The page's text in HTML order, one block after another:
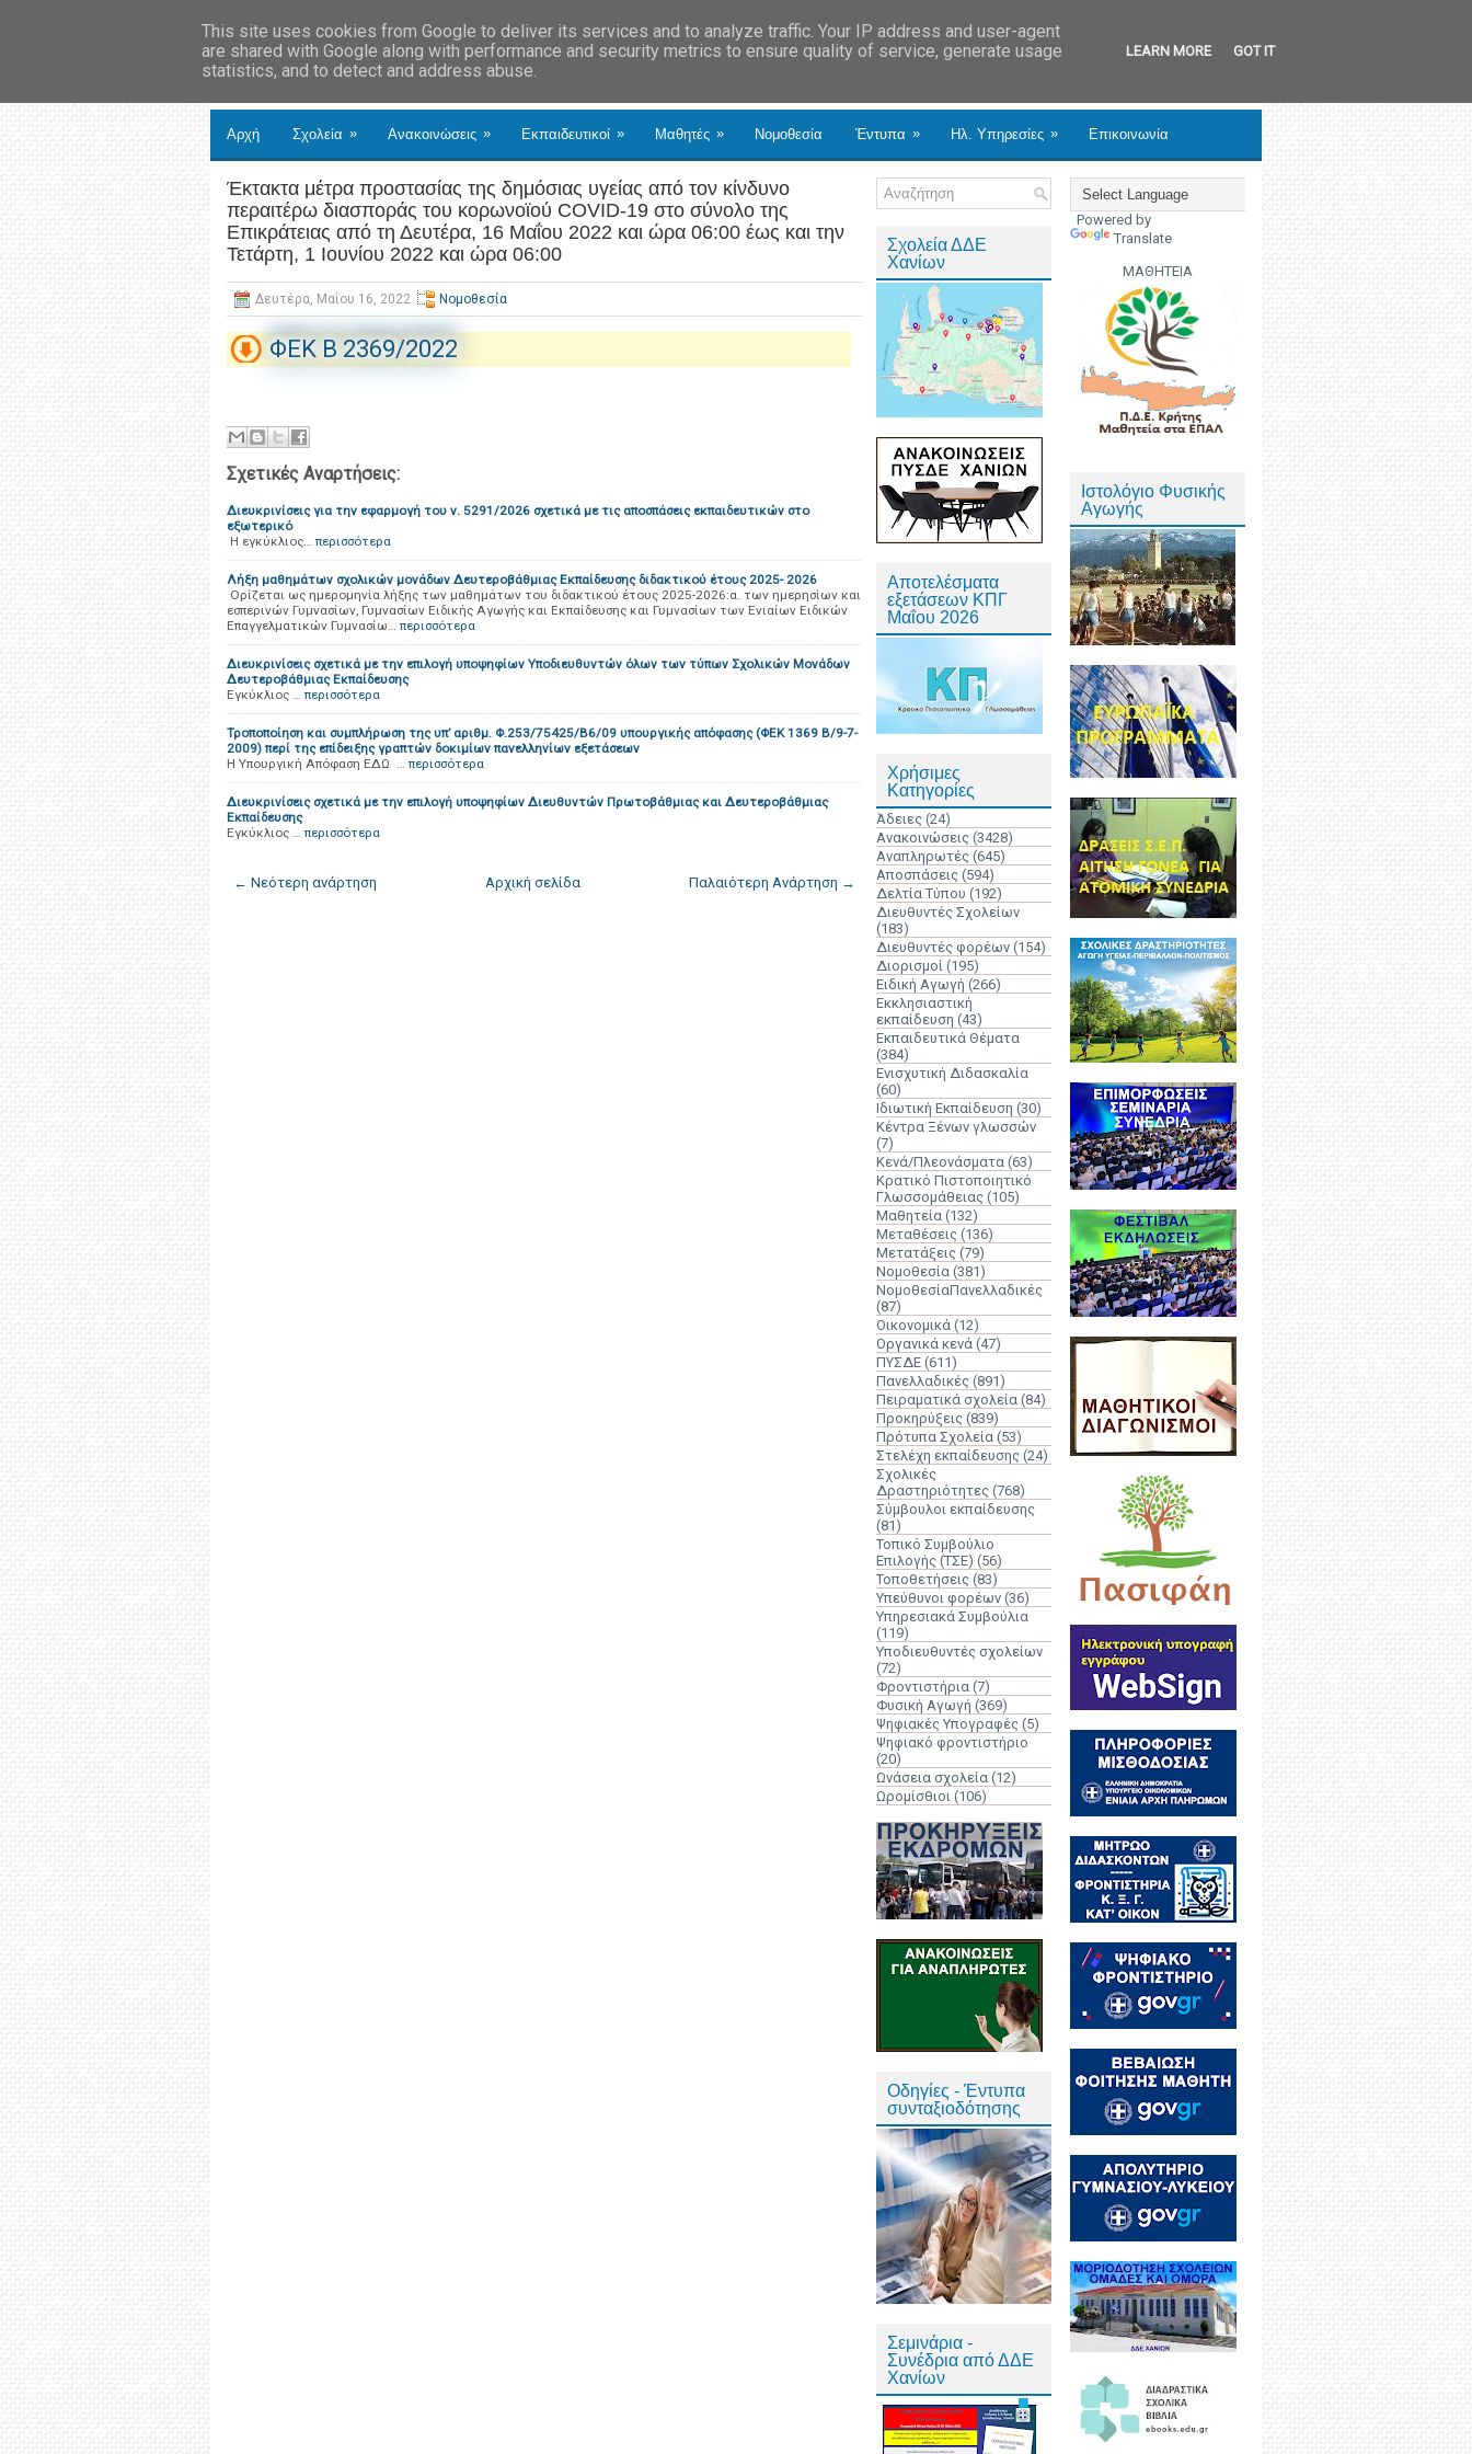
Αρχή Σχολεία » Ανακοινώσεις » Εκπαιδευτικοί » Μαθητές » Νομοθεσία Έντυπα » Ηλ. Υπηρεσίες » Επικοινωνία
Έκτακτα μέτρα προστασίας της δημόσιας υγείας από τον κίνδυνο
περαιτέρω διασποράς του κορωνοϊού COVID-19 στο σύνολο της
Επικράτειας από τη Δευτέρα, 16 Μαΐου 2022 και ώρα 06:00 έως και την
Τετάρτη, 1 Ιουνίου 2022 και ώρα 06:00
Δευτέρα, Μαΐου 16, 2022 Νομοθεσία
ΦΕΚ B 2369/2022
Σχετικές Αναρτήσεις:
Διευκρινίσεις για την εφαρμογή του ν. 5291/2026 σχετικά με τις αποσπάσεις εκπαιδευτικών στο
εξωτερικό
Η εγκύκλιος… περισσότερα
Λήξη μαθημάτων σχολικών μονάδων Δευτεροβάθμιας Εκπαίδευσης διδακτικού έτους 2025- 2026
Ορίζεται ως ημερομηνία λήξης των μαθημάτων του διδακτικού έτους 2025-2026:α. των ημερησίων και
εσπερινών Γυμνασίων, Γυμνασίων Ειδικής Αγωγής και Εκπαίδευσης και Γυμνασίων των Ενιαίων Ειδικών
Επαγγελματικών Γυμνασίω… περισσότερα
Διευκρινίσεις σχετικά με την επιλογή υποψηφίων Υποδιευθυντών όλων των τύπων Σχολικών Μονάδων
Δευτεροβάθμιας Εκπαίδευσης
Εγκύκλιος … περισσότερα
Τροποποίηση και συμπλήρωση της υπ’ αριθμ. Φ.253/75425/Β6/09 υπουργικής απόφασης (ΦΕΚ 1369 Β/9-7-
2009) περί της επίδειξης γραπτών δοκιμίων πανελληνίων εξετάσεων
Η Υπουργική Απόφαση ΕΔΩ … περισσότερα
Διευκρινίσεις σχετικά με την επιλογή υποψηφίων Διευθυντών Πρωτοβάθμιας και Δευτεροβάθμιας
Εκπαίδευσης
Εγκύκλιος … περισσότερα
← Νεότερη ανάρτηση Παλαιότερη Ανάρτηση →
Αρχική σελίδα
Σχολεία ΔΔΕ
Χανίων
Αποτελέσματα
εξετάσεων ΚΠΓ
Μαΐου 2026
Χρήσιμες
Κατηγορίες
Άδειες (24)
Ανακοινώσεις (3428)
Αναπληρωτές (645)
Αποσπάσεις (594)
Δελτία Τύπου (192)
Διευθυντές Σχολείων
(183)
Διευθυντές φορέων (154)
Διορισμοί (195)
Ειδική Αγωγή (266)
Εκκλησιαστική
εκπαίδευση (43)
Εκπαιδευτικά Θέματα
(384)
Ενισχυτική Διδασκαλία
(60)
Ιδιωτική Εκπαίδευση (30)
Κέντρα Ξένων γλωσσών
(7)
Κενά/Πλεονάσματα (63)
Κρατικό Πιστοποιητικό
Γλωσσομάθειας (105)
Μαθητεία (132)
Μεταθέσεις (136)
Μετατάξεις (79)
Νομοθεσία (381)
ΝομοθεσίαΠανελλαδικές
(87)
Οικονομικά (12)
Οργανικά κενά (47)
ΠΥΣΔΕ (611)
Πανελλαδικές (891)
Πειραματικά σχολεία (84)
Προκηρύξεις (839)
Πρότυπα Σχολεία (53)
Στελέχη εκπαίδευσης (24)
Σχολικές
Δραστηριότητες (768)
Σύμβουλοι εκπαίδευσης
(81)
Τοπικό Συμβούλιο
Επιλογής (ΤΣΕ) (56)
Τοποθετήσεις (83)
Υπεύθυνοι φορέων (36)
Υπηρεσιακά Συμβούλια
(119)
Υποδιευθυντές σχολείων
(72)
Φροντιστήρια (7)
Φυσική Αγωγή (369)
Ψηφιακές Υπογραφές (5)
Ψηφιακό φροντιστήριο
(20)
Ωνάσεια σχολεία (12)
Ωρομίσθιοι (106)
Οδηγίες - Έντυπα
συνταξιοδότησης
Σεμινάρια -
Συνέδρια από ΔΔΕ
Χανίων
Powered by
Translate
ΜΑΘΗΤΕΙΑ
Ιστολόγιο Φυσικής
Αγωγής
This site uses cookies from Google to deliver its services and to analyze traffic. Your IP address and user-agent
are shared with Google along with performance and security metrics to ensure quality of service, generate usage
statistics, and to detect and address abuse.
LEARN MORE GOT IT